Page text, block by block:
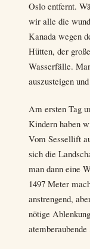
Oslo entfernt.
wir alle die
Kanada wegen
Hütten, der
Wasserfälle.
auszusteigen
Am ersten Tag
Kindern haben
Vom Sessellift
sich die
man dann eine
1497 Meter
anstrengend,
nötige